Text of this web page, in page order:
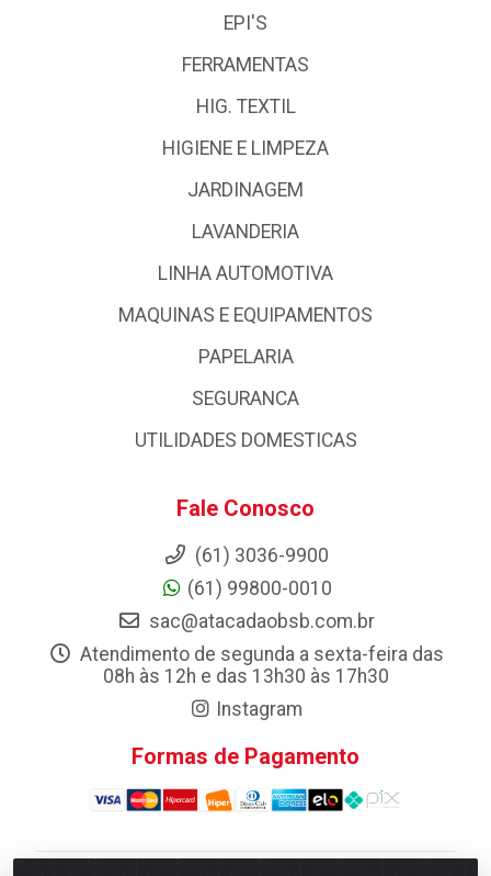
EPI'S
FERRAMENTAS
HIG. TEXTIL
HIGIENE E LIMPEZA
JARDINAGEM
LAVANDERIA
LINHA AUTOMOTIVA
MAQUINAS E EQUIPAMENTOS
PAPELARIA
SEGURANCA
UTILIDADES DOMESTICAS
Fale Conosco
(61) 3036-9900
(61) 99800-0010
sac@atacadaobsb.com.br
Atendimento de segunda a sexta-feira das
08h às 12h e das 13h30 às 17h30
Instagram
Formas de Pagamento